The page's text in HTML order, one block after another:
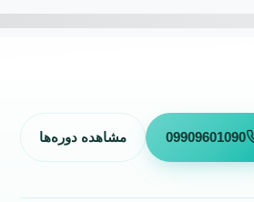
09909601090 مشاهده دوره‌ها